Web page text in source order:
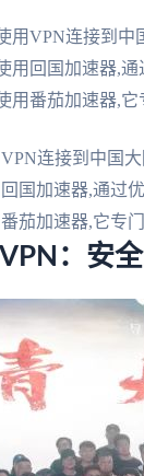
用VPN连接到中
用回国加速器,通
用番茄加速器,它
连接到中国
国加速器,通过
茄加速器,它专
：安